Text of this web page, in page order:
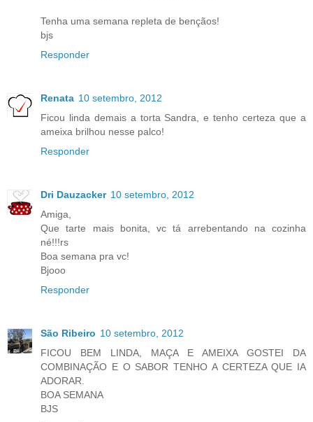
Tenha uma semana repleta de bençãos!
bjs
Responder
Renata 10 setembro, 2012
Ficou linda demais a torta Sandra, e tenho certeza que a
ameixa brilhou nesse palco!
Responder
Dri Dauzacker 10 setembro, 2012
Amiga,
Que tarte mais bonita, vc tá arrebentando na cozinha
né!!!rs
Boa semana pra vc!
Bjooo
Responder
São Ribeiro 10 setembro, 2012
FICOU BEM LINDA, MAÇA E AMEIXA GOSTEI DA
COMBINAÇÃO E O SABOR TENHO A CERTEZA QUE IA
ADORAR.
BOA SEMANA
BJS